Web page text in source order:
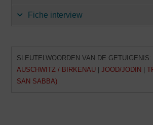
Fiche interview
SLEUTELWOORDEN VAN DE GETUIGENIS:
AUSCHWITZ / BIRKENAU |JOOD/JODIN |
SAN SABBA)